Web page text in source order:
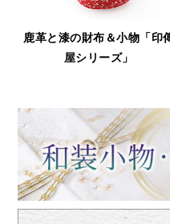
小物「印傳
浅草文